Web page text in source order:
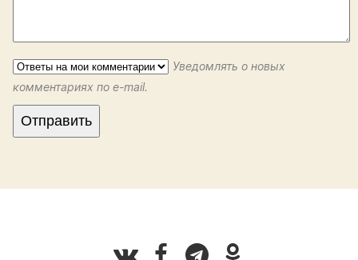
Уведомлять о новых
комментариях по e-mail.